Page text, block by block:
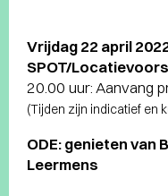
Vrijdag 22 april
SPOT/
20.00 uur: Aanvang
(Tijden zijn indicatief en
ODE: genieten van
Leermens